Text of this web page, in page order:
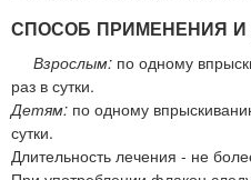
СПОСОБ ПРИМЕНЕНИЯ
Взрослым: по одному
раз в сутки.
Детям: по одному
сутки.
Длительность лечения - не